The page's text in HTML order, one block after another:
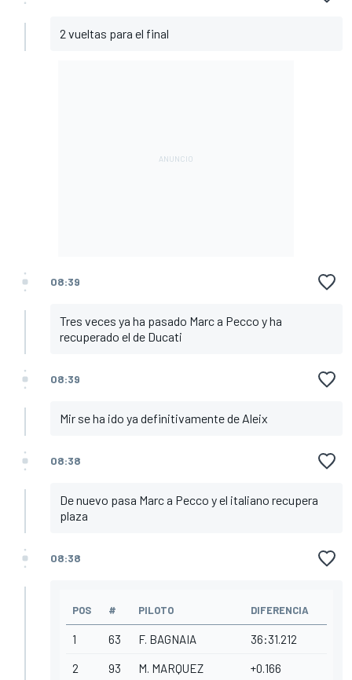
2 vueltas para el final
08:39
Tres veces ya ha pasado Marc a Pecco y ha
recuperado el de Ducati
08:39
Mir se ha ido ya definitivamente de Aleix
08:38
De nuevo pasa Marc a Pecco y el italiano recupera
plaza
08:38
POS # PILOTO DIFERENCIA
1 63 F. BAGNAIA 36:31.212
2 93 M. MARQUEZ +0.166